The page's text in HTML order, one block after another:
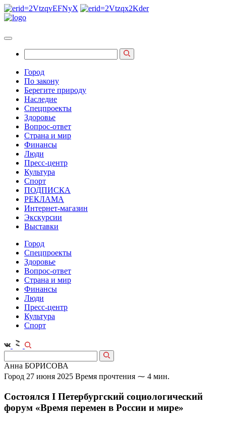
Город
По закону
Берегите природу
Наследие
Спецпроекты
Здоровье
Вопрос-ответ
Страна и мир
Финансы
Люди
Пресс-центр
Культура
Спорт
ПОДПИСКА
РЕКЛАМА
Интернет-магазин
Экскурсии
Выставки
Город
Спецпроекты
Здоровье
Вопрос-ответ
Страна и мир
Финансы
Люди
Пресс-центр
Культура
Спорт
Анна БОРИСОВА
Город 27 июня 2025 Время прочтения ⁓ 4 мин.
Состоялся I Петербургский социологический
форум «Время перемен в России и мире»